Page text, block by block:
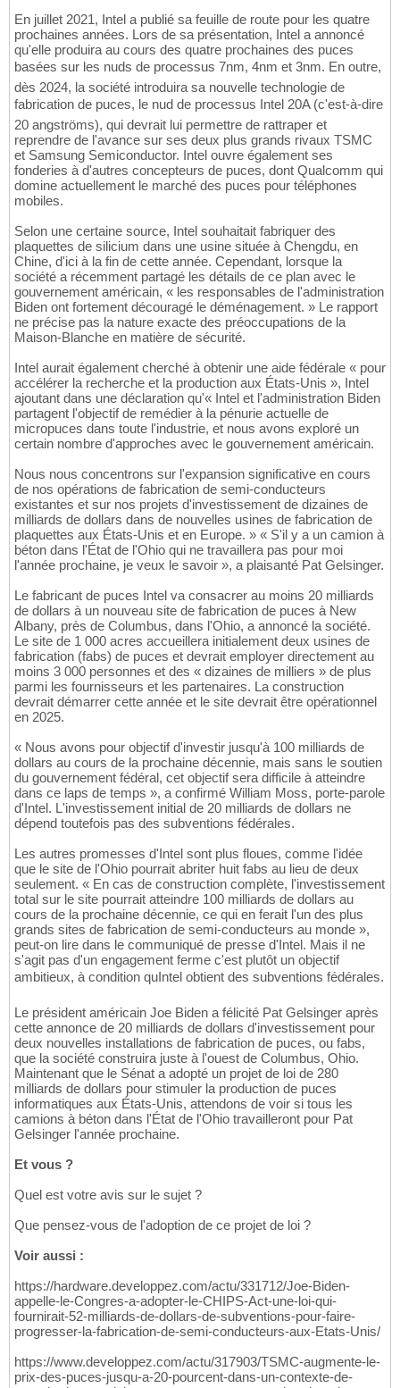
En juillet 2021, Intel a publié sa feuille de route pour les quatre
prochaines années. Lors de sa présentation, Intel a annoncé
qu'elle produira au cours des quatre prochaines des puces
basées sur les nuds de processus 7nm, 4nm et 3nm. En outre,
dès 2024, la société introduira sa nouvelle technologie de
fabrication de puces, le nud de processus Intel 20A (c'est-à-dire
20 angströms), qui devrait lui permettre de rattraper et
reprendre de l'avance sur ses deux plus grands rivaux TSMC
et Samsung Semiconductor. Intel ouvre également ses
fonderies à d'autres concepteurs de puces, dont Qualcomm qui
domine actuellement le marché des puces pour téléphones
mobiles.
Selon une certaine source, Intel souhaitait fabriquer des
plaquettes de silicium dans une usine située à Chengdu, en
Chine, d'ici à la fin de cette année. Cependant, lorsque la
société a récemment partagé les détails de ce plan avec le
gouvernement américain, « les responsables de l'administration
Biden ont fortement découragé le déménagement. » Le rapport
ne précise pas la nature exacte des préoccupations de la
Maison-Blanche en matière de sécurité.
Intel aurait également cherché à obtenir une aide fédérale « pour
accélérer la recherche et la production aux États-Unis », Intel
ajoutant dans une déclaration qu'« Intel et l'administration Biden
partagent l'objectif de remédier à la pénurie actuelle de
micropuces dans toute l'industrie, et nous avons exploré un
certain nombre d'approches avec le gouvernement américain.
Nous nous concentrons sur l'expansion significative en cours
de nos opérations de fabrication de semi-conducteurs
existantes et sur nos projets d'investissement de dizaines de
milliards de dollars dans de nouvelles usines de fabrication de
plaquettes aux États-Unis et en Europe. » « S'il y a un camion à
béton dans l'État de l'Ohio qui ne travaillera pas pour moi
l'année prochaine, je veux le savoir », a plaisanté Pat Gelsinger.
Le fabricant de puces Intel va consacrer au moins 20 milliards
de dollars à un nouveau site de fabrication de puces à New
Albany, près de Columbus, dans l'Ohio, a annoncé la société.
Le site de 1 000 acres accueillera initialement deux usines de
fabrication (fabs) de puces et devrait employer directement au
moins 3 000 personnes et des « dizaines de milliers » de plus
parmi les fournisseurs et les partenaires. La construction
devrait démarrer cette année et le site devrait être opérationnel
en 2025.
« Nous avons pour objectif d'investir jusqu'à 100 milliards de
dollars au cours de la prochaine décennie, mais sans le soutien
du gouvernement fédéral, cet objectif sera difficile à atteindre
dans ce laps de temps », a confirmé William Moss, porte-parole
d'Intel. L'investissement initial de 20 milliards de dollars ne
dépend toutefois pas des subventions fédérales.
Les autres promesses d'Intel sont plus floues, comme l'idée
que le site de l'Ohio pourrait abriter huit fabs au lieu de deux
seulement. « En cas de construction complète, l'investissement
total sur le site pourrait atteindre 100 milliards de dollars au
cours de la prochaine décennie, ce qui en ferait l'un des plus
grands sites de fabrication de semi-conducteurs au monde »,
peut-on lire dans le communiqué de presse d'Intel. Mais il ne
s'agit pas d'un engagement ferme c'est plutôt un objectif
ambitieux, à condition quIntel obtient des subventions fédérales.
Le président américain Joe Biden a félicité Pat Gelsinger après
cette annonce de 20 milliards de dollars d'investissement pour
deux nouvelles installations de fabrication de puces, ou fabs,
que la société construira juste à l'ouest de Columbus, Ohio.
Maintenant que le Sénat a adopté un projet de loi de 280
milliards de dollars pour stimuler la production de puces
informatiques aux États-Unis, attendons de voir si tous les
camions à béton dans l'État de l'Ohio travailleront pour Pat
Gelsinger l'année prochaine.
Et vous ?
Quel est votre avis sur le sujet ?
Que pensez-vous de l'adoption de ce projet de loi ?
Voir aussi :
https://hardware.developpez.com/actu/331712/Joe-Biden-
appelle-le-Congres-a-adopter-le-CHIPS-Act-une-loi-qui-
fournirait-52-milliards-de-dollars-de-subventions-pour-faire-
progresser-la-fabrication-de-semi-conducteurs-aux-Etats-Unis/
https://www.developpez.com/actu/317903/TSMC-augmente-le-
prix-des-puces-jusqu-a-20-pourcent-dans-un-contexte-de-